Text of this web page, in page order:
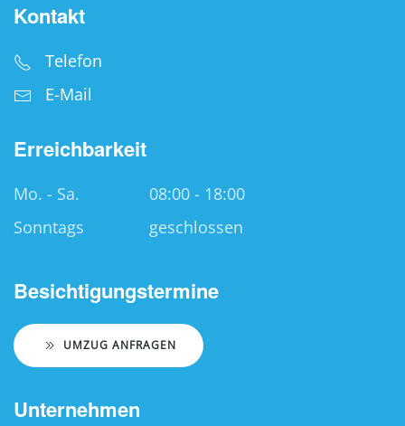
Kontakt
Telefon
E-Mail
Erreichbarkeit
Mo. - Sa.
08:00 - 18:00
Sonntags
geschlossen
Besichtigungstermine
UMZUG ANFRAGEN
Unternehmen